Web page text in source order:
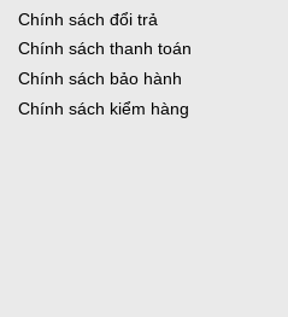
Chính sách đổi trả
Chính sách thanh toán
Chính sách bảo hành
Chính sách kiểm hàng